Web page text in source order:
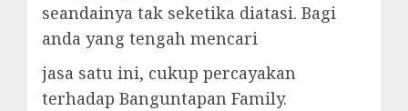
seandainya tak seketika diatasi. Bagi
anda yang tengah mencari
jasa satu ini, cukup percayakan
terhadap Banguntapan Family.